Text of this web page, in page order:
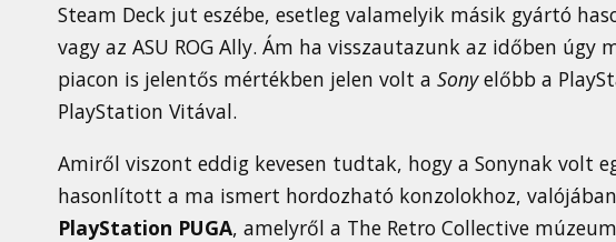
Steam Deck jut eszébe, esetleg valamelyik másik gyártó
vagy az ASU ROG Ally. Ám ha visszautazunk az időben úgy
piacon is jelentős mértékben jelen volt a Sonyelőbb a
PlayStation Vitával.
Amiről viszont eddig kevesen tudtak, hogy a Sonynak volt
hasonlított a ma ismert hordozható konzolokhoz,
PlayStation PUGA, amelyről a The Retro Collective